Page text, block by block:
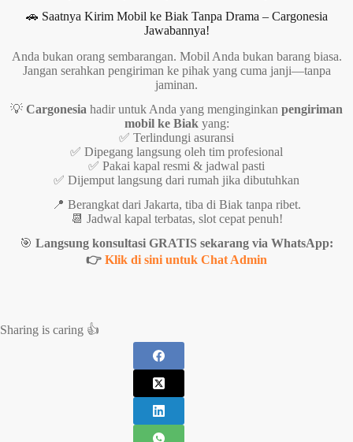
🚗 Saatnya Kirim Mobil ke Biak Tanpa Drama – Cargonesia
Jawabannya!
Anda bukan orang sembarangan. Mobil Anda bukan barang biasa.
Jangan serahkan pengiriman ke pihak yang cuma janji—tanpa
jaminan.
💡 Cargonesia hadir untuk Anda yang menginginkan pengiriman
mobil ke Biak yang:
✅ Terlindungi asuransi
✅ Dipegang langsung oleh tim profesional
✅ Pakai kapal resmi & jadwal pasti
✅ Dijemput langsung dari rumah jika dibutuhkan
📍 Berangkat dari Jakarta, tiba di Biak tanpa ribet.
📆 Jadwal kapal terbatas, slot cepat penuh!
🎯 Langsung konsultasi GRATIS sekarang via WhatsApp:
👉 Klik di sini untuk Chat Admin
Sharing is caring 👍